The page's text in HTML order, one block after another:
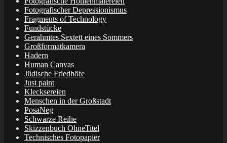
Fotografischer Depressionismus
Fragments of Technology
Fundstücke
Gerahmtes Sextett eines Sommers
Großformatkamera
Hadern
Human Canvas
Jüdische Friedhöfe
Just paint
Klecksereien
Menschen in der Großstadt
PosaNeg
Schwarze Reihe
Skizzenbuch OhneTitel
Technisches Fotopapier